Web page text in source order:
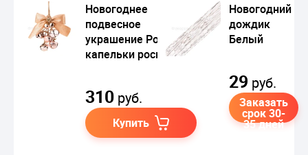
Новогоднее
подвесное
украшение Розовые
капельки росы
310 руб.
Купить
Новогодний
дождик
Белый
29 руб.
Заказать
срок 30-
35 дней